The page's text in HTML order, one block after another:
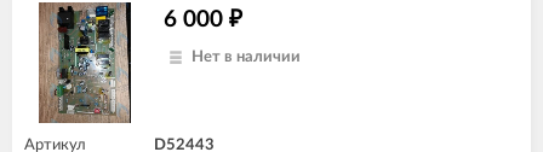
6 000 ₽
Нет в наличии
Артикул D52443